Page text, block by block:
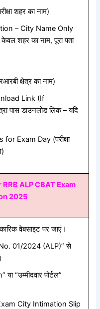
शहर का नाम)
– City Name Only
केवल शहर का नाम,पूरा पता
क्षेत्र का नाम)
Link (If
पास डाउनलोड लिंक–यदि
for Exam Day (परीक्षा
)
ALP CBAT Exam
2025
वेबसाइट पर जाएं।
01/2024 (ALP)” से
“उम्मीदवार पोर्टल”
City Intimation Slip